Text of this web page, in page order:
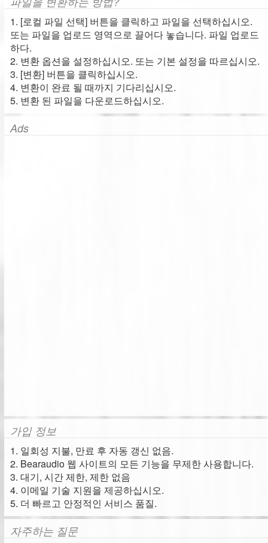
1. [로컬 파일 선택] 버튼을 클릭하고 파일을 선택하십시오.
또는 파일을 업로드 영역으로 끌어다 놓습니다. 파일 업로드
하다.
2. 변환 옵션을 설정하십시오. 또는 기본 설정을 따르십시오.
3. [변환] 버튼을 클릭하십시오.
4. 변환이 완료 될 때까지 기다리십시오.
5. 변환 된 파일을 다운로드하십시오.
Ads
가입 정보
1. 일회성 지불, 만료 후 자동 갱신 없음.
2. Bearaudio 웹 사이트의 모든 기능을 무제한 사용합니다.
3. 대기, 시간 제한, 제한 없음
4. 이메일 기술 지원을 제공하십시오.
5. 더 빠르고 안정적인 서비스 품질.
자주하는 질문